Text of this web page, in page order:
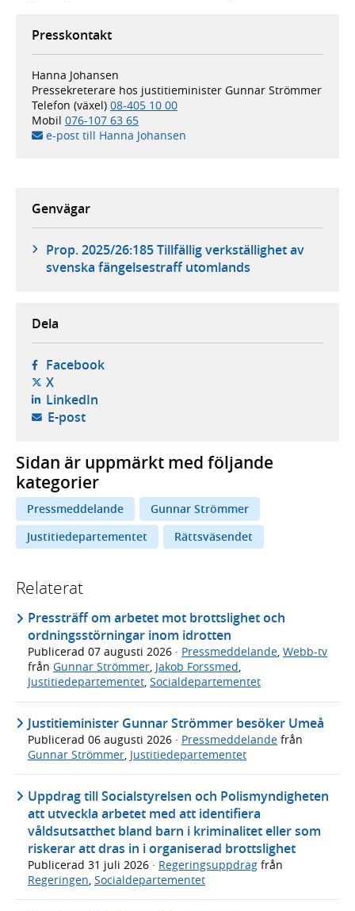
Presskontakt
Hanna Johansen
Pressekreterare hos justitieminister Gunnar Strömmer
Telefon (växel) 08-405 10 00
Mobil 076-107 63 65
e-post till Hanna Johansen
Genvägar
Prop. 2025/26:185 Tillfällig verkställighet av
svenska fängelsestraff utomlands
Dela
Facebook- öppnas i ny flik, extern webbplats,
X- öppnas i ny flik, extern webbplats,
LinkedIn- öppnas i ny flik, extern webbplats,
E-post- öppnar din e-postklient,
Sidan är uppmärkt med följande
kategorier
Pressmeddelande
Gunnar Strömmer
Justitiedepartementet
Rättsväsendet
Relaterat
Pressträff om arbetet mot brottslighet och
ordningsstörningar inom idrotten
Publicerad 07 augusti 2026 · Pressmeddelande, Webb-tv
från Gunnar Strömmer, Jakob Forssmed,
Justitiedepartementet, Socialdepartementet
Justitieminister Gunnar Strömmer besöker Umeå
Publicerad 06 augusti 2026 · Pressmeddelande från
Gunnar Strömmer, Justitiedepartementet
Uppdrag till Socialstyrelsen och Polismyndigheten
att utveckla arbetet med att identifiera
våldsutsatthet bland barn i kriminalitet eller som
riskerar att dras in i organiserad brottslighet
Publicerad 31 juli 2026 · Regeringsuppdrag från
Regeringen Socialdepartementet